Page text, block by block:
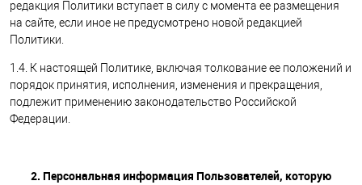
редакция Политики вступает в силу с момента ее размещения
на сайте, если иное не предусмотрено новой редакцией
Политики.
1.4. К настоящей Политике, включая толкование ее положений и
порядок принятия, исполнения, изменения и прекращения,
подлежит применению законодательство Российской
Федерации.
2. Персональная информация Пользователей, которую